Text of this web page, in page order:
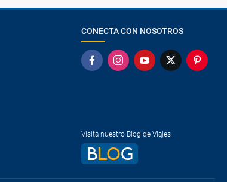
CONECTA CON NOSOTROS
Visita nuestro Blog de Viajes